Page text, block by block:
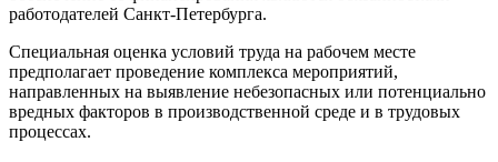
работодателей Санкт-Петербурга.
Специальная оценка условий труда на рабочем месте
предполагает проведение комплекса мероприятий,
направленных на выявление небезопасных или потенциально
вредных факторов в производственной среде и в трудовых
процессах.